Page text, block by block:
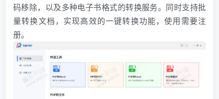
码移除，以及多种电子书格式的转换服务。同时支持批
量转换文档，实现高效的一键转换功能，使用需要注
册。